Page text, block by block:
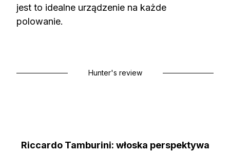
jest to idealne urządzenie na każde
polowanie.
Hunter's review
Riccardo Tamburini: włoska perspektywa